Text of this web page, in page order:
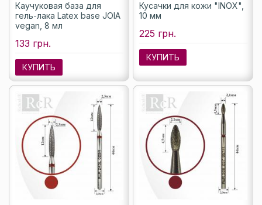
Каучуковая база для
гель-лака Latex base JOIA
vegan, 8 мл
133 грн.
КУПИТЬ
Кусачки для кожи "INOX",
10 мм
225 грн.
КУПИТЬ